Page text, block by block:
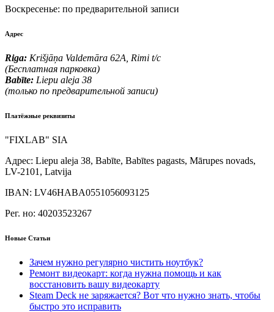
Воскресенье: по предварительной записи
Адрес
Riga: Krišjāņa Valdemāra 62A, Rimi t/c
(Бесплатная парковка)
Babīte: Liepu aleja 38
(только по предварительной записи)
Платёжные реквизиты
"FIXLAB" SIA
Адрес: Liepu aleja 38, Babīte, Babītes pagasts, Mārupes novads,
LV-2101, Latvija
IBAN: LV46HABA0551056093125
Рег. но: 40203523267
Новые Статьи
Зачем нужно регулярно чистить ноутбук?
Ремонт видеокарт: когда нужна помощь и как
восстановить вашу видеокарту
Steam Deck не заряжается? Вот что нужно знать, чтобы
быстро это исправить